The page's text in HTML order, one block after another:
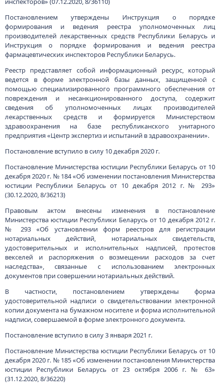
220050, г.Минск, пр-т Независимости, 10
+375 (17) 287 87 06
+375 (17) 327 21 57
RUBEEN Search
Постановление Министерства юстиции Республики Беларусь от 10
декабря 2020 г. № 184 «Об изменении постановления Министерства
юстиции Республики Беларусь от 10 декабря 2012 г. № 293»
(30.12.2020, 8/36213)
Правовым актом внесены изменения в постановление
Министерства юстиции Республики Беларусь от 10 декабря 2012 г.
№ 293 «Об установлении форм реестров для регистрации
нотариальных действий, нотариальных свидетельств,
удостоверительных и исполнительных надписей, протестов
векселей и распоряжения о возмещении расходов за счет
наследства», связанные с использованием электронных
документов при совершении нотариальных действий.
В частности, постановлением утверждены форма
удостоверительной надписи о свидетельствовании электронной
копии документа на бумажном носителе и форма исполнительной
Постановление вступило в силу 3 января 2021 г.
Постановление Министерства юстиции Республики Беларусь от 10
декабря 2020 г. № 185 «Об изменении постановления Министерства
юстиции Республики Беларусь от 23 октября 2006 г. № 63»
(31.12.2020, 8/36220)
Постановлением внесены изменения в постановление
Министерства юстиции Республики Беларусь от 23 октября 2006 г.
№ 63 «Об утверждении Инструкции о порядке совершения
нотариальных действий», в том числе связанные с
использованием информационных (электронных) ресурсов
(систем) Белорусской нотариальной палаты, электронных
документов и электронных копий документов на бумажном
носителе при совершении нотариальных действий.
источник
PDF